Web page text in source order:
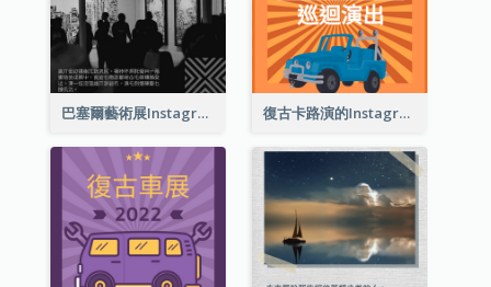
巴塞爾藝術展Instagram帖子 復古卡路演的Instagram帖子